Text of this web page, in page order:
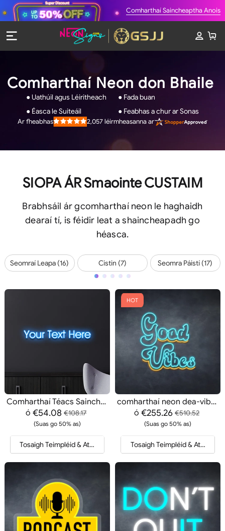
Comharthaí Saincheaptha Anois
Comharthaí Neon don Bhaile
● Uathúil agus Léiritheach
● Fada buan
● Éasca le Suiteáil
● Feabhas a chur ar Sonas
Rated
Ar fheabhas 2,057 léirmheasanna ar
SIOPA ÁR Smaointe CUSTAIM
Brabhsáil ár gcomharthaí neon le haghaidh
dearaí tí, is féidir leat a shaincheapadh go
héasca.
Seomraí Leapa (16) Cistin (7) Seomra Páistí (17)
Comharthaí Téacs Saincheaptha
ó €54.08 €108.17
(Suas go 50% as)
Tosaigh Teimpléid & Athfhriotail
HOT
comharthaí neon dea-vibes
ó €255.26 €510.52
(Suas go 50% as)
Tosaigh Teimpléid &